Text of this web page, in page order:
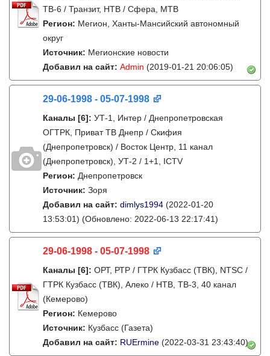
ТВ-6 / Транзит, НТВ / Сфера, МТВ
Регион: Мегион, Ханты-Мансийский автономный
округ
Источник: Мегионские новости
Добавил на сайт: Admin (2019-01-21 20:06:05)
29-06-1998 - 05-07-1998
Каналы [6]: УТ-1, Интер / Днепропетровская
ОГТРК, Приват ТВ Днепр / Скифия
(Днепропетровск) / Восток Центр, 11 канал
(Днепропетровск), УТ-2 / 1+1, ICTV
Регион: Днепропетровск
Источник: Зоря
Добавил на сайт: dimlys1994 (2022-01-20
13:53:01) (Обновлено: 2022-06-13 22:17:41)
29-06-1998 - 05-07-1998
Каналы [6]: ОРТ, РТР / ГТРК Кузбасс (ТВК), NTSC /
ГТРК Кузбасс (ТВК), Алеко / НТВ, ТВ-3, 40 канал
(Кемерово)
Регион: Кемерово
Источник: Кузбасс (Газета)
Добавил на сайт: RUErmine (2022-03-31 23:43:40)